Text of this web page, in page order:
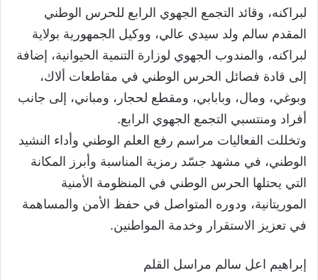
لبراكنه، وقائد التجمع الجهوي الرابع للحرس الوطني
المقدم سالم ولد سيدي عالي، ووكيل الجمهورية بولاية
لبراكنه، والمندوب الجهوي لوزارة التنمية الحيوانية، إضافة
إلى قادة فصائل الحرس الوطني في مقاطعات ألاك،
وبوغي، ومال، وبابابي، ومقطع لحجار، ومباني، إلى جانب
أفراد ومنتسبي التجمع الجهوي الرابع.
وتخللت الفعاليات مراسم رفع العلم الوطني وأداء النشيد
الوطني، في مشهد جسّد رمزية المناسبة وأبرز المكانة
التي يحتلها الحرس الوطني في المنظومة الأمنية
الموريتانية، ودوره المتواصل في حفظ الأمن والمساهمة
في تعزيز الاستقرار وخدمة المواطنين.
إبراهيم اعل سالم مراسل القلم